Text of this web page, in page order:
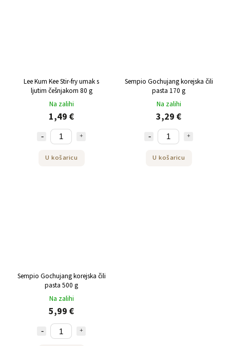
Lee Kum Kee Stir-fry umak s
ljutim češnjakom 80 g
Na zalihi
1,49 €
U košaricu
Sempio Gochujang korejska čili
pasta 170 g
Na zalihi
3,29 €
U košaricu
Sempio Gochujang korejska čili
pasta 500 g
Na zalihi
5,99 €